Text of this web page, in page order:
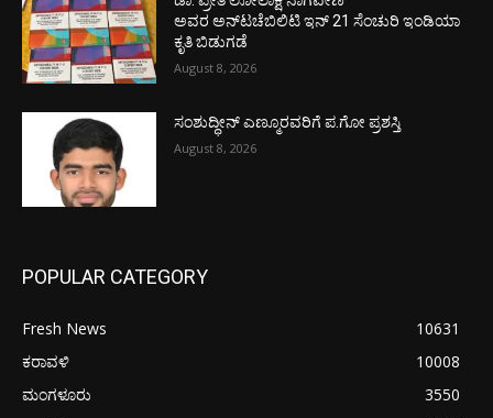
ಅವರ ಅನ್‌ಟಚೆಬಿಲಿಟಿ ಇನ್ 21 ಸೆಂಚುರಿ ಇಂಡಿಯಾ
ಕೃತಿ ಬಿಡುಗಡೆ
August 8, 2026
ಸಂಶುದ್ಧೀನ್ ಎಣ್ಮೂರವರಿಗೆ ಪ.ಗೋ ಪ್ರಶಸ್ತಿ
August 8, 2026
POPULAR CATEGORY
Fresh News
10631
ಕರಾವಳಿ
10008
ಮಂಗಳೂರು
3550